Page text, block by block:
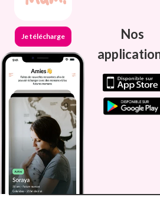
Je télécharge
Nos